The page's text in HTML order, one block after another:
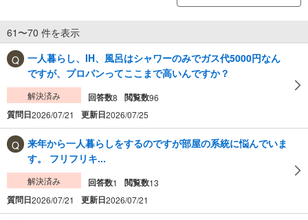
61〜70 件を表示
一人暮らし、IH、風呂はシャワーのみでガス代5000円なん
ですが、プロパンってここまで高いんですか？
解決済み 回答数8 閲覧数96
質問日2026/07/21 更新日2026/07/25
来年から一人暮らしをするのですが部屋の系統に悩んでいま
す。 フリフリキ...
解決済み 回答数1 閲覧数13
質問日2026/07/21 更新日2026/07/21